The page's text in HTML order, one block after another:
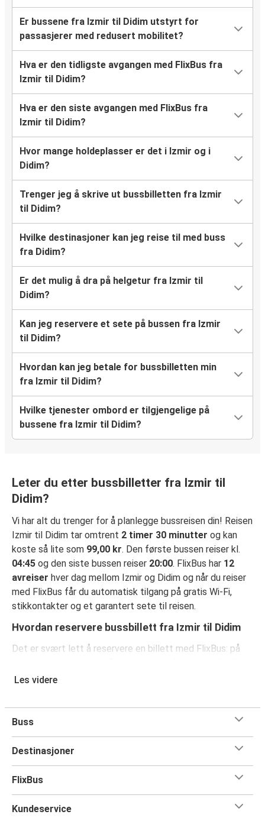
Er bussene fra Izmir til Didim utstyrt for
passasjerer med redusert mobilitet?
Hva er den tidligste avgangen med FlixBus fra
Izmir til Didim?
Hva er den siste avgangen med FlixBus fra
Izmir til Didim?
Hvor mange holdeplasser er det i Izmir og i
Didim?
Trenger jeg å skrive ut bussbilletten fra Izmir
til Didim?
Hvilke destinasjoner kan jeg reise til med buss
fra Didim?
Er det mulig å dra på helgetur fra Izmir til
Didim?
Kan jeg reservere et sete på bussen fra Izmir
til Didim?
Hvordan kan jeg betale for bussbilletten min
fra Izmir til Didim?
Hvilke tjenester ombord er tilgjengelige på
bussene fra Izmir til Didim?
Leter du etter bussbilletter fra Izmir til
Didim?
Vi har alt du trenger for å planlegge bussreisen din! Reisen
Izmir til Didim tar omtrent 2 timer 30 minutter og kan
koste så lite som 99,00 kr. Den første bussen reiser kl.
04:45 og den siste bussen reiser 20:00. FlixBus har 12
avreiser hver dag mellom Izmir og Didim og når du reiser
med FlixBus får du automatisk tilgang på gratis Wi-Fi,
stikkontakter og et garantert sete til reisen.
Hvordan reservere bussbillett fra Izmir til Didim
Det er svært lett å reservere en billett med FlixBus: på
App, kan du fullføre bestillingen på bare noen få klikk. Når
velge mellom ulike sikre betalingsmetoder, som
debetkort, kredittkort
(Visa/Mastercard/Maestro/Amex/Diners
Club/JCB/Discover) Carte Bleue, PayPal, Google Pay og
Les videre
Buss
Destinasjoner
FlixBus
Kundeservice